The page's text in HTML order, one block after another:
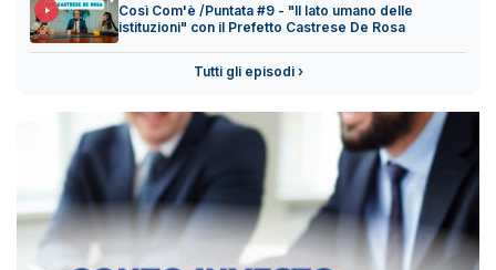
Così Com'è /Puntata #9 - "Il lato umano delle
istituzioni" con il Prefetto Castrese De Rosa
Tutti gli episodi ›